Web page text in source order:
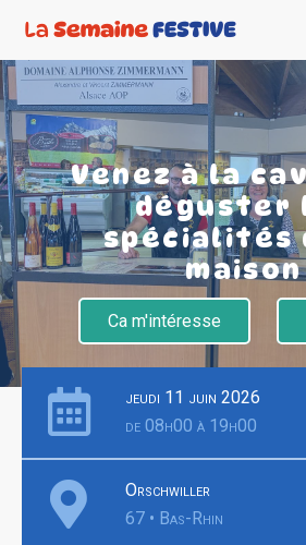
Venez à la
déguster
spécialités
maison
Ca m'intéresse
jeudi 11 juin 2026
de 08h00 à 19h00
Orschwiller
67 • Bas-Rhin